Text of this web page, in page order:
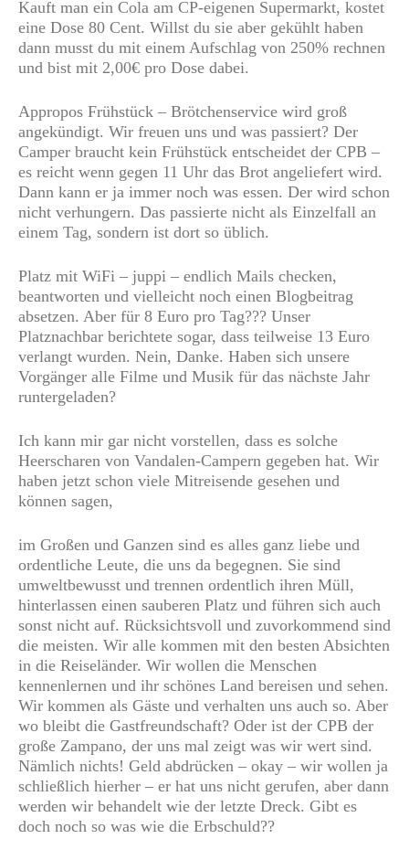
Kauft man ein Cola am CP-eigenen Supermarkt, kostet
eine Dose 80 Cent. Willst du sie aber gekühlt haben
dann musst du mit einem Aufschlag von 250% rechnen
und bist mit 2,00€ pro Dose dabei.
Appropos Frühstück – Brötchenservice wird groß
angekündigt. Wir freuen uns und was passiert? Der
Camper braucht kein Frühstück entscheidet der CPB –
es reicht wenn gegen 11 Uhr das Brot angeliefert wird.
Dann kann er ja immer noch was essen. Der wird schon
nicht verhungern. Das passierte nicht als Einzelfall an
einem Tag, sondern ist dort so üblich.
Platz mit WiFi – juppi – endlich Mails checken,
beantworten und vielleicht noch einen Blogbeitrag
absetzen. Aber für 8 Euro pro Tag??? Unser
Platznachbar berichtete sogar, dass teilweise 13 Euro
verlangt wurden. Nein, Danke. Haben sich unsere
Vorgänger alle Filme und Musik für das nächste Jahr
runtergeladen?
Ich kann mir gar nicht vorstellen, dass es solche
Heerscharen von Vandalen-Campern gegeben hat. Wir
haben jetzt schon viele Mitreisende gesehen und
können sagen,
im Großen und Ganzen sind es alles ganz liebe und
ordentliche Leute, die uns da begegnen. Sie sind
umweltbewusst und trennen ordentlich ihren Müll,
hinterlassen einen sauberen Platz und führen sich auch
sonst nicht auf. Rücksichtsvoll und zuvorkommend sind
die meisten. Wir alle kommen mit den besten Absichten
in die Reiseländer. Wir wollen die Menschen
kennenlernen und ihr schönes Land bereisen und sehen.
Wir kommen als Gäste und verhalten uns auch so. Aber
wo bleibt die Gastfreundschaft? Oder ist der CPB der
große Zampano, der uns mal zeigt was wir wert sind.
Nämlich nichts! Geld abdrücken – okay – wir wollen ja
schließlich hierher – er hat uns nicht gerufen, aber dann
werden wir behandelt wie der letzte Dreck. Gibt es
doch noch so was wie die Erbschuld??